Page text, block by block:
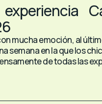
mucha emoción, al
semana en la que los
de todas las